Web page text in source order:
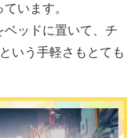
います。
ベッドに置いて、チ
いう手軽さもとても